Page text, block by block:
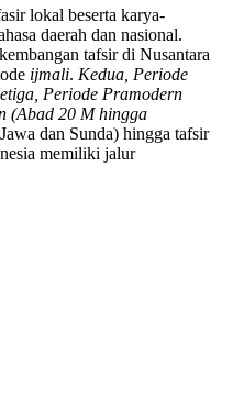
lokal beserta karya-
daerah dan nasional.
tafsir di Nusantara
ijmali. Kedua, Periode
Periode Pramodern
(Abad 20 M hingga
dan Sunda) hingga tafsir
memiliki jalur